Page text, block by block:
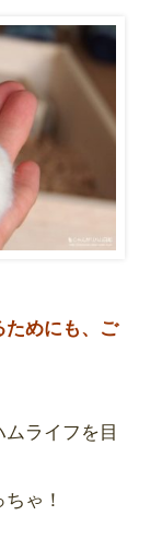
ためにも、ご
ライフを目
ゃ！